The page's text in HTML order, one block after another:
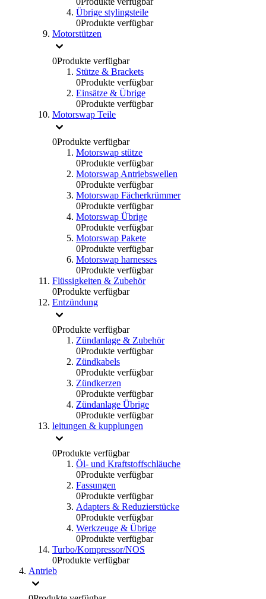
Übrige stylingsteile
0Produkte verfügbar
Motorstützen
0Produkte verfügbar
Stütze & Brackets
0Produkte verfügbar
Einsätze & Übrige
0Produkte verfügbar
Motorswap Teile
0Produkte verfügbar
Motorswap stütze
0Produkte verfügbar
Motorswap Antriebswellen
0Produkte verfügbar
Motorswap Fächerkrümmer
0Produkte verfügbar
Motorswap Übrige
0Produkte verfügbar
Motorswap Pakete
0Produkte verfügbar
Motorswap harnesses
0Produkte verfügbar
Flüssigkeiten & Zubehör
0Produkte verfügbar
Entzündung
0Produkte verfügbar
Zündanlage & Zubehör
0Produkte verfügbar
Zündkabels
0Produkte verfügbar
Zündkerzen
0Produkte verfügbar
Zündanlage Übrige
0Produkte verfügbar
leitungen & kupplungen
0Produkte verfügbar
Öl- und Kraftstoffschläuche
0Produkte verfügbar
Fassungen
0Produkte verfügbar
Adapters & Reduzierstücke
0Produkte verfügbar
Werkzeuge & Übrige
0Produkte verfügbar
Turbo/Kompressor/NOS
0Produkte verfügbar
Antrieb